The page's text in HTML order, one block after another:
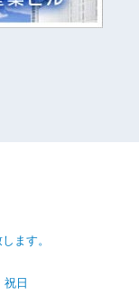
ます。
祝日